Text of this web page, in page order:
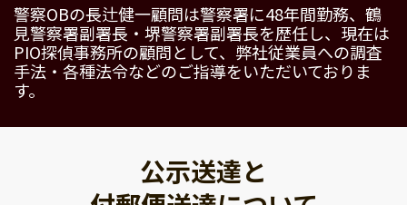
警察OBの長辻健一顧問は警察署に48年間勤務、鶴
見警察署副署長・堺警察署副署長を歴任し、現在は
PIO探偵事務所の顧問として、弊社従業員への調査
手法・各種法令などのご指導をいただいておりま
す。
公示送達と